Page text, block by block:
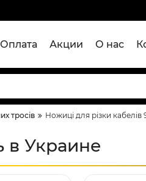
Оплата Акции О нас
тросів Ножиці для різки кабелів
в Украине